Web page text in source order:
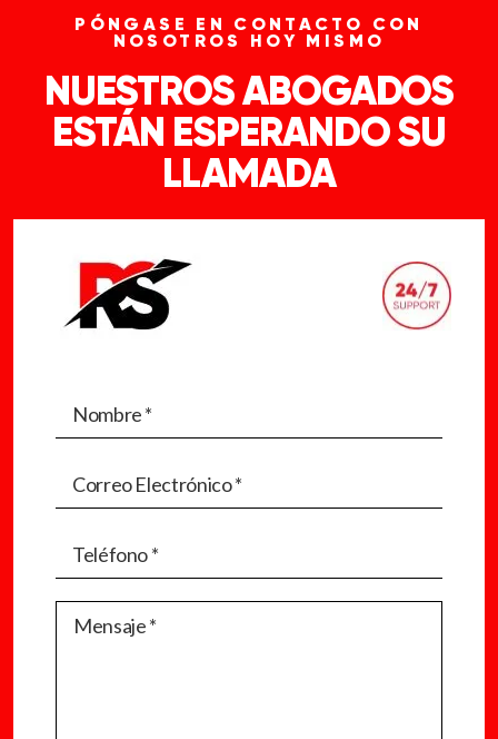
PÓNGASE EN CONTACTO CON
NOSOTROS HOY MISMO
NUESTROS ABOGADOS
ESTÁN ESPERANDO SU
LLAMADA